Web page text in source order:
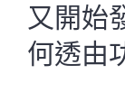
又開始
何透由